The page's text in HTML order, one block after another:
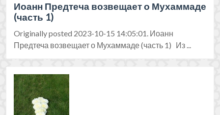
Иоанн Предтеча возвещает о Мухаммаде
(часть 1)
Originally posted 2023-10-15 14:05:01. Иоанн
Предтеча возвещает о Мухаммаде (часть 1) Из ...